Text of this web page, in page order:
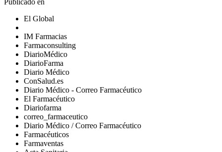
El Global
IM Farmacias
Farmaconsulting
DiarioMédico
DiarioFarma
Diario Médico
ConSalud.es
Diario Médico - Correo Farmacéutico
El Farmacéutico
Diariofarma
correo_farmaceutico
Diario Médico / Correo Farmacéutico
Farmacéuticos
Farmaventas